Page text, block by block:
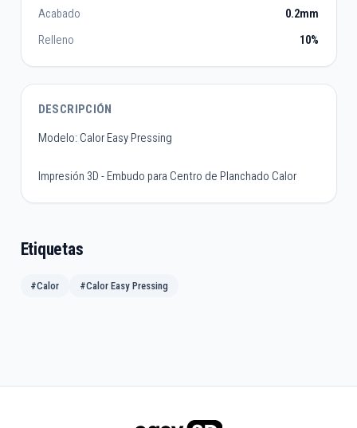
Acabado
0.2mm
Relleno
10%
DESCRIPCIÓN
Modelo: Calor Easy Pressing
Impresión 3D - Embudo para Centro de Planchado Calor
Etiquetas
#Calor #Calor Easy Pressing